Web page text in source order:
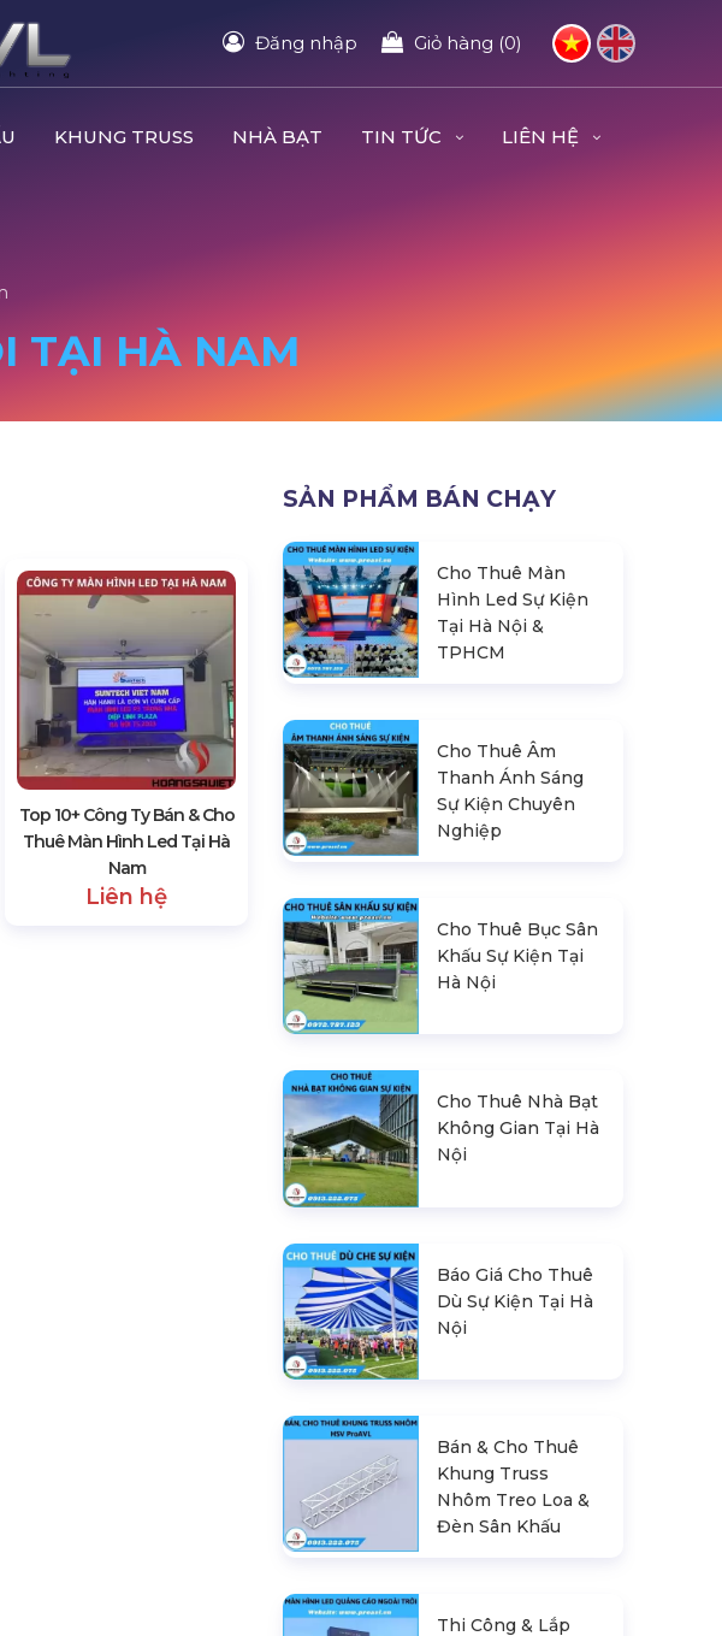
Đăng nhập Giỏ hàng (0)
KHUNG TRUSS NHÀ BẠT TIN TỨC LIÊN HỆ
TẠI HÀ NAM
Top 10+ Công Ty Bán & Cho
Thuê Màn Hình Led Tại Hà
Nam
Liên hệ
SẢN PHẨM BÁN CHẠY
Cho Thuê Màn
Hình Led Sự Kiện
Tại Hà Nội &
TPHCM
Cho Thuê Âm
Thanh Ánh Sáng
Sự Kiện Chuyên
Nghiệp
Cho Thuê Bục Sân
Khấu Sự Kiện Tại
Hà Nội
Cho Thuê Nhà Bạt
Không Gian Tại Hà
Nội
Báo Giá Cho Thuê
Dù Sự Kiện Tại Hà
Nội
Bán & Cho Thuê
Khung Truss
Nhôm Treo Loa &
Đèn Sân Khấu
Thi Công & Lắp